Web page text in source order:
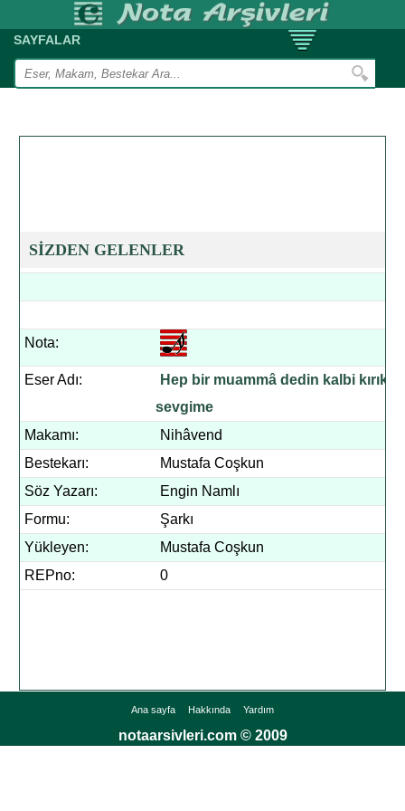
SAYFALAR
SİZDEN GELENLER
Nota:
Eser Adı:
Hep bir muammâ dedin kalbi kırık
sevgime
Makamı:
Nihâvend
Bestekarı:
Mustafa Coşkun
Söz Yazarı:
Engin Namlı
Formu:
Şarkı
Yükleyen:
Mustafa Coşkun
REPno:
0
Ana sayfa Hakkında Yardım
notaarsivleri.com © 2009